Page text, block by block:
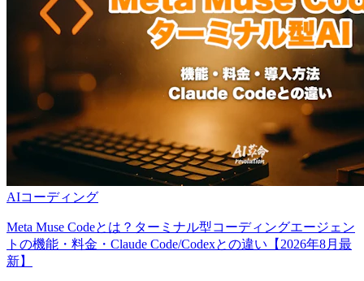
AIコーディング
Meta Muse Codeとは？ターミナル型コーディングエージェン
トの機能・料金・Claude Code/Codexとの違い【2026年8月最
新】